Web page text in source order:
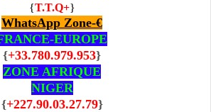
{T.T.Q+}
WhatsApp Zone-€
EUROPE
{+33.780.979.953}
ZONE AFRIQUE
NIGER
{+227.90.03.27.79}